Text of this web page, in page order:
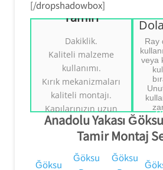
[/dropshadowbox]
Tamiri
Dakiklik.
Kaliteli malzeme
kullanımı.
Kırık mekanizmaları
kaliteli montajı.
Kapılarınızın uzun
ömürlü olması için
doğru kullanım
vermek.
Beykoz Ray
Mekanizmaları
Tamiri
Ray Dolap
Sistemleri Tamiri.
Tezcan Usta
0554 858 1312
Ray
veya
(((
Anadolu Yakası
Tamir Montaj
Ğöksu
Ğöksu
Ğöksu